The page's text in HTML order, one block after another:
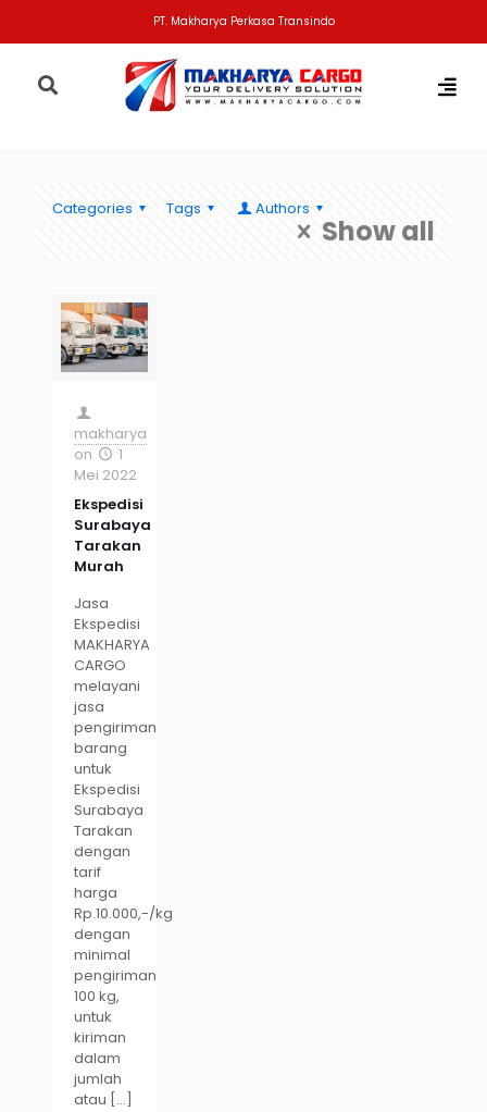
PT. Makharya Perkasa Transindo
Categories Tags Authors
Show all
makharya
on
1
Mei 2022
Ekspedisi
Surabaya
Tarakan
Murah
Jasa
Ekspedisi
MAKHARYA
CARGO
melayani
jasa
pengiriman
barang
untuk
Ekspedisi
Surabaya
Tarakan
dengan
tarif
harga
Rp.10.000,-/kg
dengan
minimal
pengiriman
100 kg,
untuk
kiriman
dalam
jumlah
atau […]